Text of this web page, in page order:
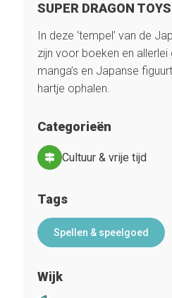
SUPER DRAGON TOYS
In deze ‘tempel’ van de
zijn voor boeken en allerlei
manga’s en Japanse
hartje ophalen.
Categorieën
Cultuur & vrije tijd
Tags
Spellen & speelgoed
Wijk